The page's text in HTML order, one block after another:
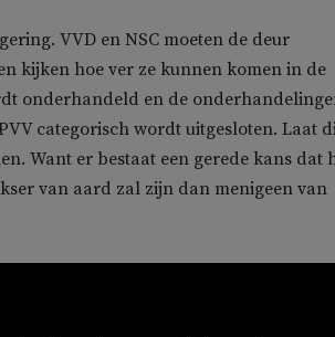
VVD en NSC moeten de deur
kijken hoe ver ze kunnen komen in de
onderhandeld en de
categorisch wordt uitgesloten. Laat
Want er bestaat een gerede kans dat
van aard zal zijn dan menigeen van